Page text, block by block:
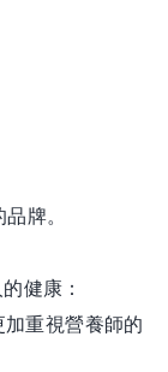
牌。
健康：
重視營養師的